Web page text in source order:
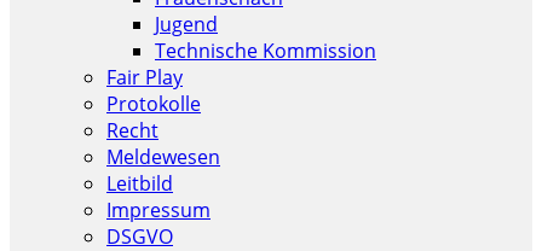
Jugend
Technische Kommission
Fair Play
Protokolle
Recht
Meldewesen
Leitbild
Impressum
DSGVO